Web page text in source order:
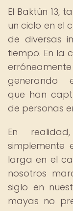
El Baktún 13,
un ciclo en el
de diversas
tiempo. En la
generando
que han
de personas
En
larga en el
nosotros
siglo en
mayas no